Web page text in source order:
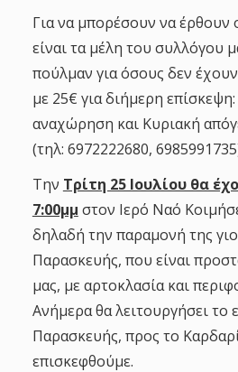
Για να μπορέσουν να έρθουν
είναι τα μέλη του συλλόγου
πούλμαν για όσους δεν
με 25€ για διήμερη
αναχώρηση και Κυριακή
(τηλ: 6972222680,
Την Τρίτη 25 Ιουλίου θα
7:00μμ στον Ιερό Ναό
δηλαδή την παραμονή της
Παρασκευής, που είναι
μας, με αρτοκλασία και
Ανήμερα θα λειτουργήσει το
Παρασκευής, προς το
επισκεφθούμε.